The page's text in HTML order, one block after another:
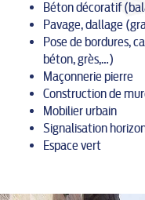
Béton décoratif
Pavage, dallage
Pose de bordures,
béton, grès,…)
Maçonnerie pierre
Construction de
Mobilier urbain
Signalisation
Espace vert